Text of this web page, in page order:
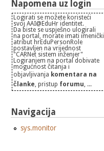
Napomena uz login
Logirati se možete koristeći
svoj AAI@EduHr identitet.
Da biste se uspješno ulogirali
na portal, morate imati imenički
atribut hrEduPersonRole
postavljen na vrijednost
"CARNet sistem inženjer"
Logiranjem na portal dobivate
mogućnost čitanja i
objavljivanja komentara na
članke, pristup forumu, ...
Navigacija
sys.monitor